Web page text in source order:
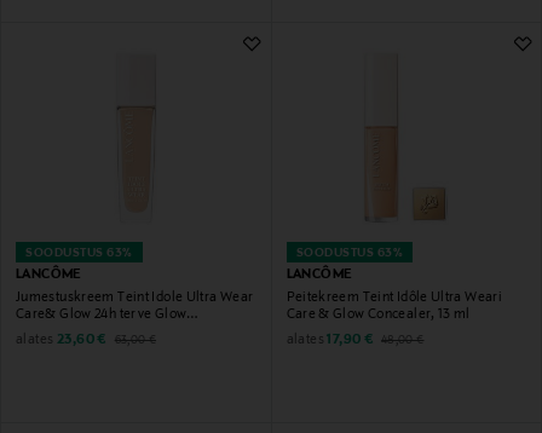
SOODUSTUS 63%
LANCÔME
Jumestuskreem Teint Idole Ultra Wear
Care& Glow 24h terve Glow
Foundation 30 ml
alates Discounted Price
23,60 € Original Price
63,00 €
SOODUSTUS 63%
LANCÔME
Peitekreem Teint Idôle Ultra Weari
Care & Glow Concealer, 13 ml
alates Discounted Price
17,90 € Original Price
48,00 €